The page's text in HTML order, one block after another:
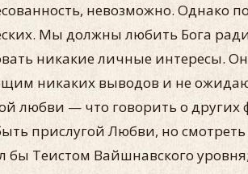
невозможно. Однако
Мы должны любить Бога
никакие личные интересы.
никаких выводов и не
любви — что говорить о других
прислугой Любви, но
бы Теистом Вайшнавского